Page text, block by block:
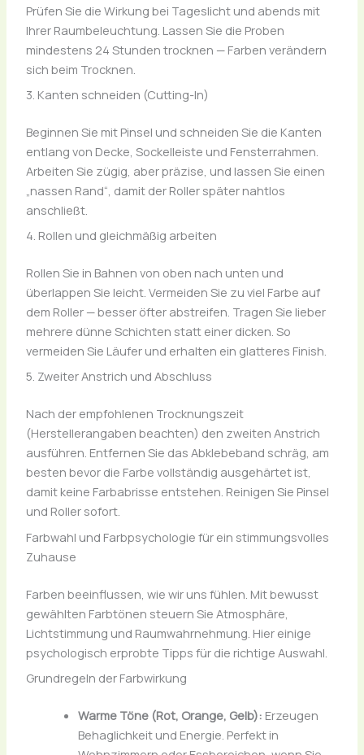
Prüfen Sie die Wirkung bei Tageslicht und abends mit
Ihrer Raumbeleuchtung. Lassen Sie die Proben
mindestens 24 Stunden trocknen — Farben verändern
sich beim Trocknen.
3. Kanten schneiden (Cutting-In)
Beginnen Sie mit Pinsel und schneiden Sie die Kanten
entlang von Decke, Sockelleiste und Fensterrahmen.
Arbeiten Sie zügig, aber präzise, und lassen Sie einen
„nassen Rand“, damit der Roller später nahtlos
anschließt.
4. Rollen und gleichmäßig arbeiten
Rollen Sie in Bahnen von oben nach unten und
überlappen Sie leicht. Vermeiden Sie zu viel Farbe auf
dem Roller — besser öfter abstreifen. Tragen Sie lieber
mehrere dünne Schichten statt einer dicken. So
vermeiden Sie Läufer und erhalten ein glatteres Finish.
5. Zweiter Anstrich und Abschluss
Nach der empfohlenen Trocknungszeit
(Herstellerangaben beachten) den zweiten Anstrich
ausführen. Entfernen Sie das Abklebeband schräg, am
besten bevor die Farbe vollständig ausgehärtet ist,
damit keine Farbabrisse entstehen. Reinigen Sie Pinsel
und Roller sofort.
Farbwahl und Farbpsychologie für ein stimmungsvolles
Zuhause
Farben beeinflussen, wie wir uns fühlen. Mit bewusst
gewählten Farbtönen steuern Sie Atmosphäre,
Lichtstimmung und Raumwahrnehmung. Hier einige
psychologisch erprobte Tipps für die richtige Auswahl.
Grundregeln der Farbwirkung
Warme Töne (Rot, Orange, Gelb): Erzeugen
Behaglichkeit und Energie. Perfekt in